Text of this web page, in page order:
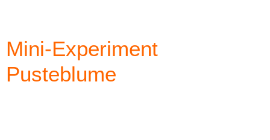
Mini-Experiment
Pusteblume